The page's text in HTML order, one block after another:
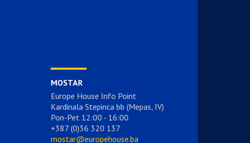
MOSTAR
Europe House Info Point
Kardinala Stepinca bb (Mepas, IV)
Pon-Pet 12:00 - 16:00
+387 (0)36 320 137
mostar@europehouse.ba